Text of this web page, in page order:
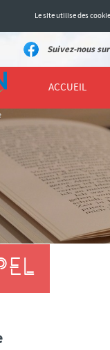
Le site utilise des
Suivez-nous
ACCUEIL